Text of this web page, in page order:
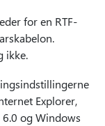
for en RTF-
ikke.
Explorer,
og Windows